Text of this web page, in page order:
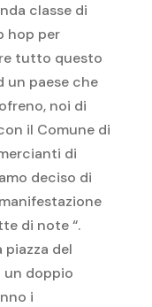
classe di
hop per
tutto questo
un paese che
noi di
il Comune di
di
deciso di
di note “.
piazza del
un doppio
i